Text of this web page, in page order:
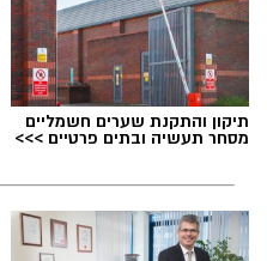
תגים:דרושים באשדוד
תיקון והתקנת שערים חשמליים
מסחר תעשיה ובתים פרטיים >>>